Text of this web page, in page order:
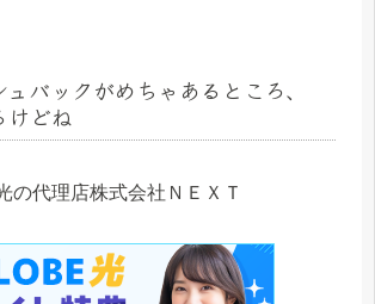
ュバックがめちゃあるところ、
けどね
の代理店株式会社ＮＥＸＴ